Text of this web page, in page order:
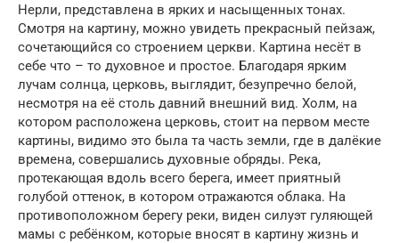
Нерли, представлена в ярких и насыщенных тонах.
Смотря на картину, можно увидеть прекрасный пейзаж,
сочетающийся со строением церкви. Картина несёт в
себе что – то духовное и простое. Благодаря ярким
лучам солнца, церковь, выглядит, безупречно белой,
несмотря на её столь давний внешний вид. Холм, на
котором расположена церковь, стоит на первом месте
картины, видимо это была та часть земли, где в далёкие
времена, совершались духовные обряды. Река,
протекающая вдоль всего берега, имеет приятный
голубой оттенок, в котором отражаются облака. На
противоположном берегу реки, виден силуэт гуляющей
мамы с ребёнком, которые вносят в картину жизнь и